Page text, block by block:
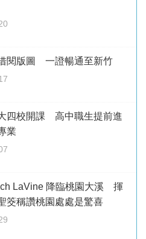
閱版圖 一證暢通至新竹
四校開課 高中職生提前進
業
LaVine 降臨桃園大溪 揮
筊稱讚桃園處處是驚喜